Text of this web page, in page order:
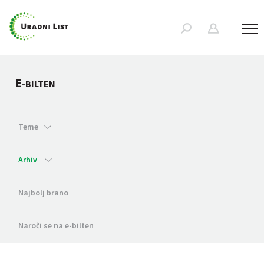
E-BILTEN
Teme
Arhiv
Najbolj brano
Naroči se na e-bilten